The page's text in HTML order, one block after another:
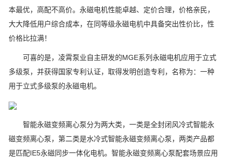
本最优，高配不高价。永磁电机性能卓越、定价合理，价格亲民，
大大降低用户综合成本，在同等级永磁电机中具备突出性价比，性
价格比拉满！
可喜的是，凌霄泵业自主研发的MGE系列永磁电机应用于立式
多级泵，并获得国家专利认证，取得发明创造专利，名称为：一种
用于立式多级泵的永磁电机。
智能永磁变频离心泵分为两大类，一类是全封闭风冷式智能永
磁变频离心泵，第二类是水冷式智能永磁变频离心泵，两类产品都
是匹配IE5永磁同步一体化电机。智能永磁变频离心泵配套场景应用